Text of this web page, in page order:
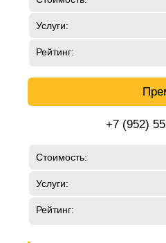
Услуги:
Рейтинг:
+7 (952)
Стоимость:
Услуги:
Рейтинг: